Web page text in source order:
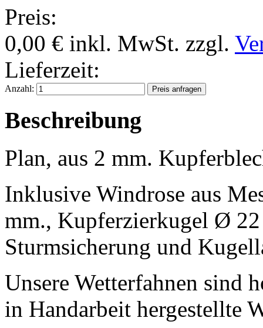
Preis:
0,00 € inkl. MwSt. zzgl.
Lieferzeit:
Anzahl:
Beschreibung
Plan, aus 2 mm.
Inklusive Windrose aus
mm., Kupferzierkugel Ø
Sturmsicherung und
Unsere Wetterfahnen sind
in Handarbeit hergestellte